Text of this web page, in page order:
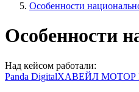
Особенности
Особенности
Над кейсом работали:
Panda DigitalХАВЕЙЛ МОТОР